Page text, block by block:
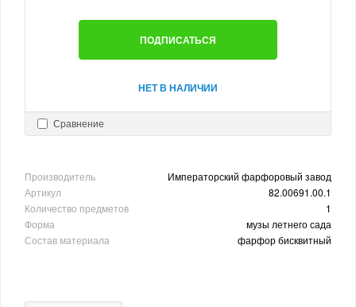
ПОДПИСАТЬСЯ
НЕТ В НАЛИЧИИ
Сравнение
Производитель
Императорский фарфоровый завод
Артикул
82.00691.00.1
Количество предметов
1
Форма
музы летнего сада
Состав материала
фарфор бисквитный